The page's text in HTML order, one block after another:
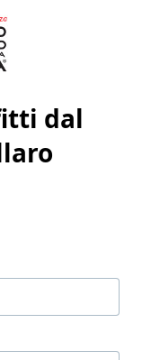
dal